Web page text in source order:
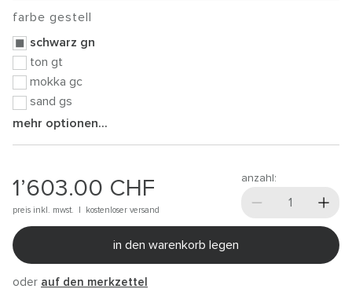
farbe gestell
schwarz gn
ton gt
mokka gc
sand gs
mehr optionen...
1’603.00 CHF
preis inkl. mwst. | kostenloser versand
anzahl:
in den warenkorb legen
oder auf den merkzettel